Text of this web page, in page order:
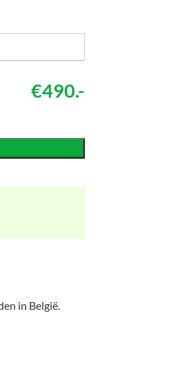
€490.-
in België.